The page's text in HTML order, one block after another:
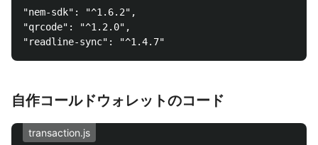
"nem-sdk": "^1.6.2",
"qrcode": "^1.2.0",
自作コールドウォレットのコード
transaction.js